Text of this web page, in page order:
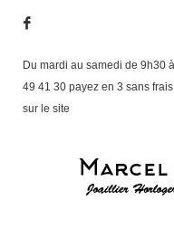
Du mardi au samedi de 9h30
49 41 30 payez en 3 sans
sur le site